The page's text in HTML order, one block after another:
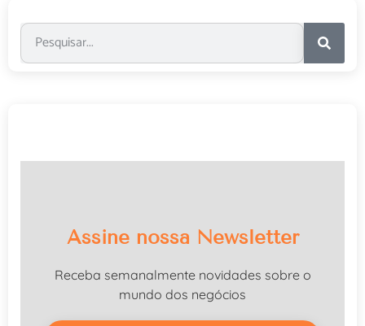
Assine nossa Newsletter
Receba semanalmente novidades sobre o
mundo dos negócios